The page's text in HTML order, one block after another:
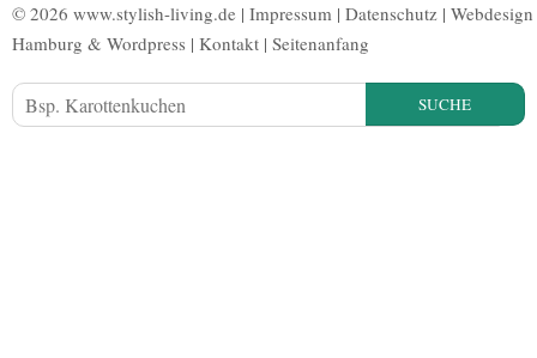
© 2026 www.stylish-living.de | Impressum | Datenschutz | Webdesign
Hamburg & Wordpress | Kontakt | Seitenanfang
SUCHE